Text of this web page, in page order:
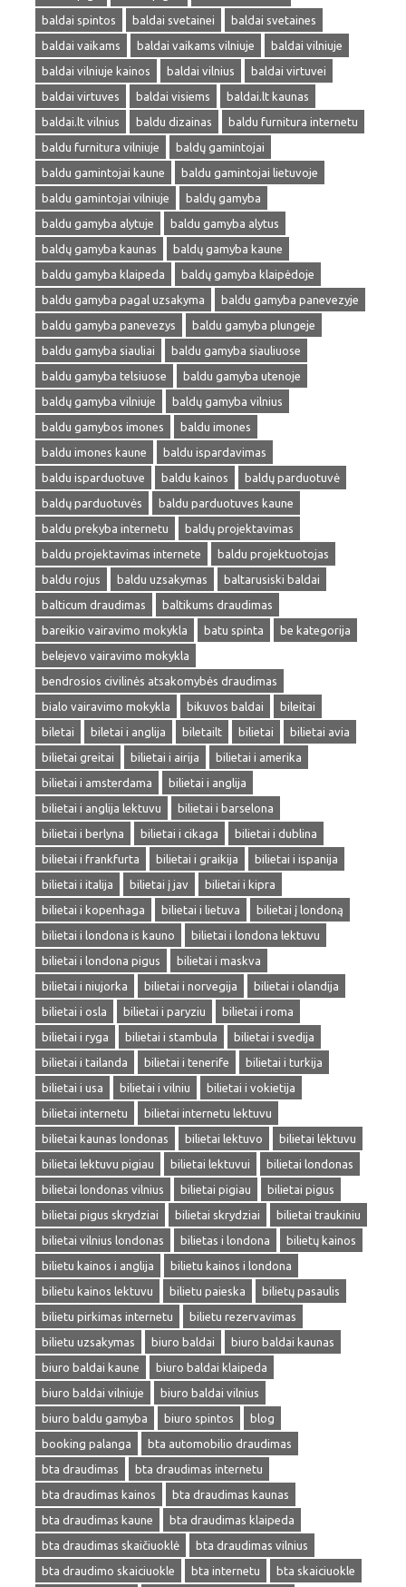
baldai spintos
baldai svetainei
baldai svetaines
baldai vaikams
baldai vaikams vilniuje
baldai vilniuje
baldai vilniuje kainos
baldai vilnius
baldai virtuvei
baldai virtuves
baldai visiems
baldai.lt kaunas
baldai.lt vilnius
baldu dizainas
baldu furnitura internetu
baldu furnitura vilniuje
baldų gamintojai
baldu gamintojai kaune
baldu gamintojai lietuvoje
baldu gamintojai vilniuje
baldų gamyba
baldu gamyba alytuje
baldu gamyba alytus
baldų gamyba kaunas
baldų gamyba kaune
baldu gamyba klaipeda
baldų gamyba klaipėdoje
baldu gamyba pagal uzsakyma
baldu gamyba panevezyje
baldu gamyba panevezys
baldu gamyba plungeje
baldu gamyba siauliai
baldu gamyba siauliuose
baldu gamyba telsiuose
baldu gamyba utenoje
baldų gamyba vilniuje
baldų gamyba vilnius
baldu gamybos imones
baldu imones
baldu imones kaune
baldu ispardavimas
baldu isparduotuve
baldu kainos
baldų parduotuvė
baldų parduotuvės
baldu parduotuves kaune
baldu prekyba internetu
baldų projektavimas
baldu projektavimas internete
baldu projektuotojas
baldu rojus
baldu uzsakymas
baltarusiski baldai
balticum draudimas
baltikums draudimas
bareikio vairavimo mokykla
batu spinta
be kategorija
belejevo vairavimo mokykla
bendrosios civilinės atsakomybės draudimas
bialo vairavimo mokykla
bikuvos baldai
bileitai
biletai
biletai i anglija biletailt bilietai
bilietai avia
bilietai greitai
bilietai i airija
bilietai i amerika
bilietai i amsterdama
bilietai i anglija
bilietai i anglija lektuvu
bilietai i barselona
bilietai i berlyna
bilietai i cikaga
bilietai i dublina
bilietai i frankfurta
bilietai i graikija
bilietai i ispanija
bilietai i italija
bilietai į jav
bilietai i kipra
bilietai i kopenhaga
bilietai i lietuva
bilietai į londoną
bilietai i londona is kauno
bilietai i londona lektuvu
bilietai i londona pigus
bilietai i maskva
bilietai i niujorka
bilietai i norvegija
bilietai i olandija
bilietai i osla
bilietai i paryziu
bilietai i roma
bilietai i ryga
bilietai i stambula
bilietai i svedija
bilietai i tailanda
bilietai i tenerife
bilietai i turkija
bilietai i usa
bilietai i vilniu
bilietai i vokietija
bilietai internetu
bilietai internetu lektuvu
bilietai kaunas londonas
bilietai lektuvo
bilietai lėktuvu
bilietai lektuvu pigiau
bilietai lektuvui
bilietai londonas
bilietai londonas vilnius
bilietai pigiau
bilietai pigus
bilietai pigus skrydziai
bilietai skrydziai
bilietai traukiniu
bilietai vilnius londonas
bilietas i londona
bilietų kainos
bilietu kainos i anglija
bilietu kainos i londona
bilietu kainos lektuvu
bilietu paieska
bilietų pasaulis
bilietu pirkimas internetu
bilietu rezervavimas
bilietu uzsakymas
biuro baldai
biuro baldai kaunas
biuro baldai kaune
biuro baldai klaipeda
biuro baldai vilniuje
biuro baldai vilnius
biuro baldu gamyba
biuro spintos
blog
booking palanga
bta automobilio draudimas
bta draudimas
bta draudimas internetu
bta draudimas kainos
bta draudimas kaunas
bta draudimas kaune
bta draudimas klaipeda
bta draudimas skaičiuoklė
bta draudimas vilnius
bta draudimo skaiciuokle
bta internetu
bta skaiciuokle